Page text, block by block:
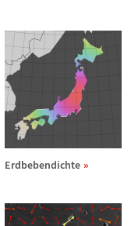
Erdbebendichte